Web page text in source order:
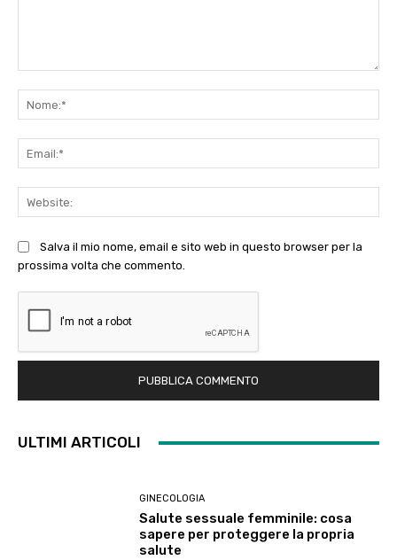
Salva il mio nome, email e sito web in questo browser per la
prossima volta che commento.
ULTIMI ARTICOLI
GINECOLOGIA
Salute sessuale femminile: cosa
sapere per proteggere la propria
salute